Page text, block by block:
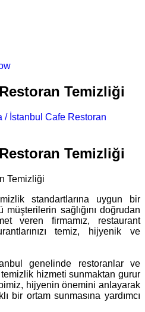
Temizliği
/ İstanbul Cafe Restoran
Temizliği
standartlarına uygun bir
sağlığını doğrudan
veren firmamız, restaurant
temiz, hijyenik ve
genelinde restoranlar ve
hizmeti sunmaktan gurur
hijyenin önemini anlayarak
bir ortam sunmasına yardımcı